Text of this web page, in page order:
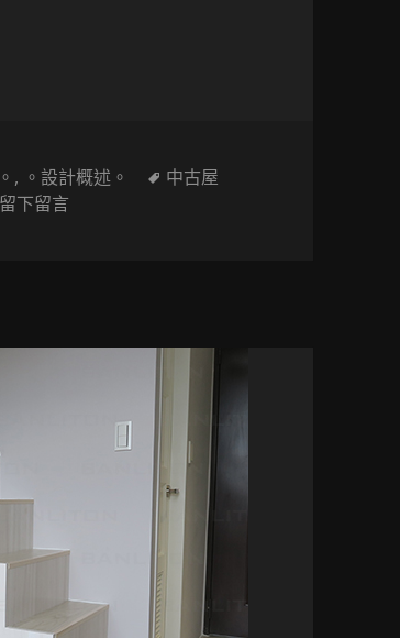
間變成一廳房
, 。設計概述。
標
中古屋
留下留言在 〔小坪數設計〕突破限制的小坪數宅